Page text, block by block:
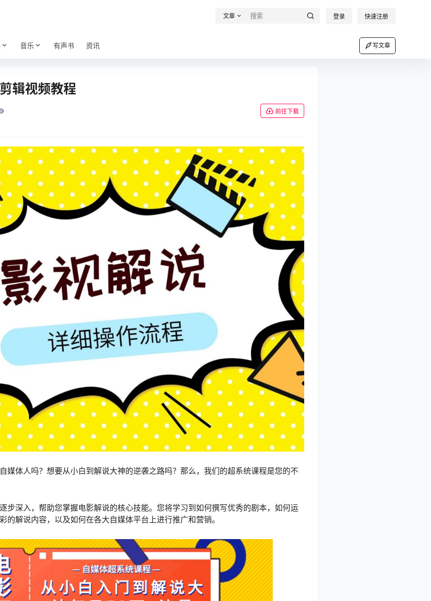
文章 登录 快速注册
音乐 有声书 资讯 写文章
辑视频教程
前往下载
媒体人吗？想要从小白到解说大神的逆袭之路吗？那么，我们的超系统课程是您的不
步深入，帮助您掌握电影解说的核心技能。您将学习到如何撰写优秀的剧本，如何运
的解说内容，以及如何在各大自媒体平台上进行推广和营销。